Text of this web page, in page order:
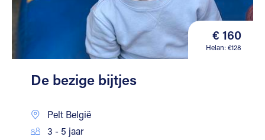
€ 160
Helan: €128
De bezige bijtjes
Pelt België
3 - 5 jaar